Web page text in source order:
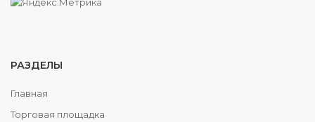
РАЗДЕЛЫ
Главная
Торговая площадка